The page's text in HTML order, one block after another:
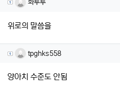
화루루
위로의 말씀을
tpghks558님의 댓글
tpghks558
양아치 수준도 안됨